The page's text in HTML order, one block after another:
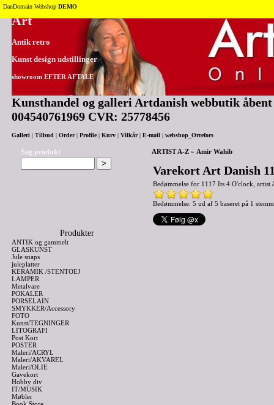
Tilbage til toppen
Art
Antik retro
Kunst design udstillinger
showroom EFTER AFTALE
Kunsthandel og galleri Artdanish webbutik
004540761969 CVR: 25778456
Galleri Tilbud Order| Profile| Kurv Vilkår| E-mail webshop_Orrefors
Søg produkt
Produkter
ANTIK og gammelt
GLASKUNST
Jule snaps
juleplatter
KERAMIK /STENTOEJ
LAMPER
Metalvare
POKALER
PORSELAIN
SMYKKER/Accessory
FOTO
Kunst/TEGNINGER
LITOGRAFI
Post Kort
POSTER
Maleri/ACRYL
Maleri/AKVAREL
Maleri/OLIE
Gavekort
Hobby div
IT/MUSIK
Møbler
ARTIST A-Z » Amir Wahib
Varekort Art Danish
Bedømmelse for 1117 Its 4 O'clock, artist
Bedømmelse: 5 ud af 5 baseret på 1
DanDomain Webshop DEMO